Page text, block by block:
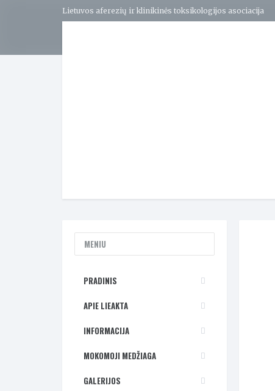
Lietuvos aferezių ir klinikinės toksikologijos asociacija
MENIU
PRADINIS
APIE LIEAKTA
INFORMACIJA
MOKOMOJI MEDŽIAGA
GALERIJOS